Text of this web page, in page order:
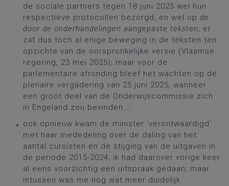
de sociale partners tegen 18 juni 2025 wel hun
respectieve protocollen bezorgd, en wel op de
door de onderhandelingen aangepaste teksten; er
zat dus toch al enige beweging in de teksten ten
opzichte van de oorspronkelijke versie (Vlaamse
regering, 23 mei 2025); maar voor de
parlementaire afronding bleef het wachten op de
plenaire vergadering van 25 juni 2025, wanneer
een groot deel van de Onderwijscommissie zich
in Engeland zou bevinden…;
ook opnieuw kwam de minister ‘verontwaardigd’
met haar mededeling over de daling van het
aantal cursisten en de stijging van de uitgaven in
de periode 2015-2024; ik had daarover vorige keer
al eens voorzichtig een uitspraak gedaan, maar
intussen was me nog wat meer duidelijk